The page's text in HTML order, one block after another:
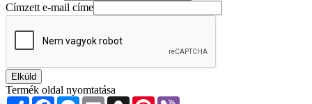
Címzett e-mail címe
Elküld
Termék oldal nyomtatása